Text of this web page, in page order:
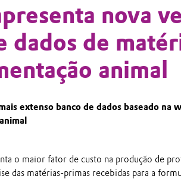
nova
dados de
animal
extenso banco de dados baseado na
o maior fator de custo na produção de
das matérias-primas recebidas para a